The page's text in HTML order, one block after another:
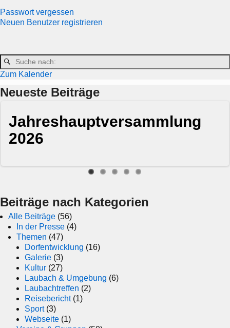
Passwort vergessen
Neuen Benutzer registrieren
Zum Kalender
Neueste Beiträge
Jahreshauptversammlung
2026
Wir gründen einen
Dorfförderverein!
Jahreshauptversammlung
TSV Werra Laubach e.V.
Verschmelzungsversammlu
ng TSV Werra Laubach
Info-Veranstaltung zur
Fusion unserer Vereine
Beiträge nach Kategorien
Alle Beiträge (56)
In der Presse (4)
Themen (47)
Dorfentwicklung (16)
Galerie (3)
Kultur (27)
Laubach & Umgebung (6)
Laubachtreffen (2)
Reisebericht(1)
Sport(3)
Webseite (1)